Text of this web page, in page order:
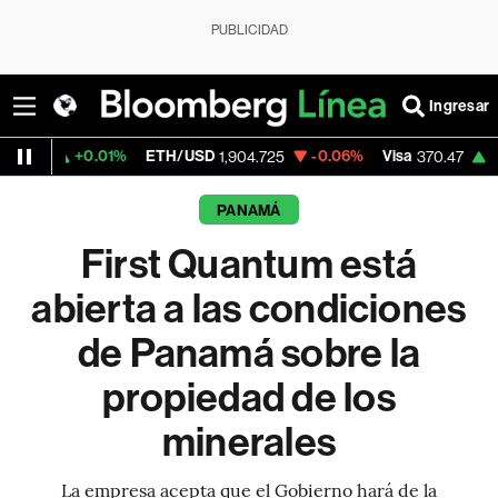
PUBLICIDAD
Ingresar
ETH/USD 1,904.725 -0.06% Visa 370.47 +0.52%
PANAMÁ
First Quantum está
abierta a las condiciones
de Panamá sobre la
propiedad de los
minerales
La empresa acepta que el Gobierno hará de la